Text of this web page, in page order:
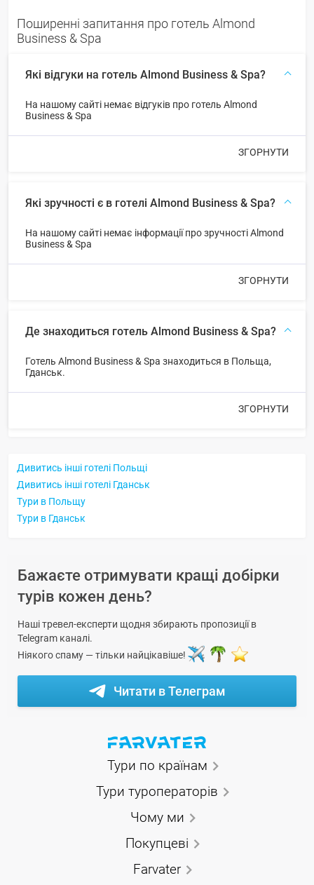
Поширенні запитання про готель Almond
Business & Spa
Які відгуки на готель Almond Business & Spa?
На нашому сайті немає відгуків про готель Almond
Business & Spa
ЗГОРНУТИ
Які зручності є в готелі Almond Business & Spa?
На нашому сайті немає інформації про зручності Almond
Business & Spa
ЗГОРНУТИ
Де знаходиться готель Almond Business & Spa?
Готель Almond Business & Spa знаходиться в Польща,
Гданськ.
ЗГОРНУТИ
Дивитись інші готелі Польщі
Дивитись інші готелі Гданськ
Тури в Польщу
Тури в Гданськ
Бажаєте отримувати кращі добірки
турів кожен день?
Наші тревел-експерти щодня збирають пропозиції в
Telegram каналі.
Ніякого спаму — тільки найцікавіше!
Читати в Телеграм
Тури по країнам
Тури туроператорів
Чому ми
Покупцеві
Farvater